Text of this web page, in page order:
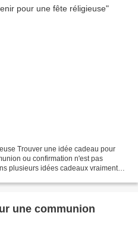
Trouver une idée cadeau pour
ou confirmation n'est pas
plusieurs idées cadeaux vraiment
une communion